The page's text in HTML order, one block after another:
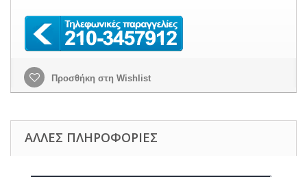
Προσθήκη στη Wishlist
ΆΛΛΕΣ ΠΛΗΡΟΦΟΡΊΕΣ